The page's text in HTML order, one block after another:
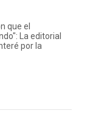
que el
La editorial
por la